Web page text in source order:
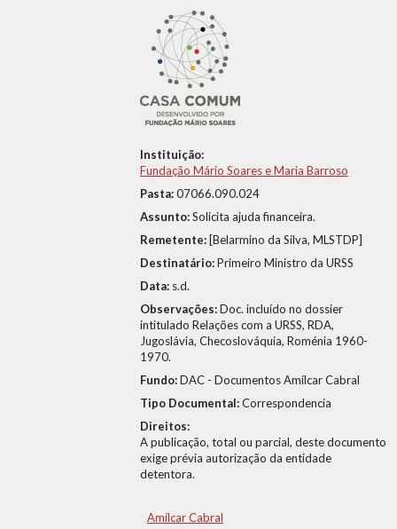
Instituição:
Fundação Mário Soares e Maria Barroso
Pasta:07066.090.024
Assunto:Solicita ajuda financeira.
Remetente: [Belarmino da Silva, MLSTDP]
Destinatário:Primeiro Ministro da URSS
Data: s.d.
Observações:Doc. incluído no dossier
intitulado Relações com a URSS, RDA,
Jugoslávia, Checoslováquia, Roménia 1960-
1970.
Fundo:DAC - Documentos Amílcar Cabral
Tipo Documental:Correspondencia
Direitos:
A publicação, total ou parcial, deste documento
exige prévia autorização da entidade
detentora.
Amílcar Cabral